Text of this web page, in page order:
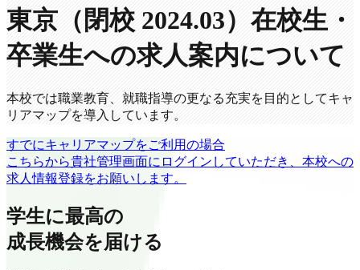
東京（閉校 2024.03） 在校生・
卒業生への求人案内について
本校では職業教育、就職指導の更なる充実を目的としてキャ
リアマップを導入しています。
すでにキャリアマップをご利用の場合
こちらから貴社管理画面にログインしていただき、本校への
求人情報登録をお願いします。
学生に最高の
成長機会を届ける